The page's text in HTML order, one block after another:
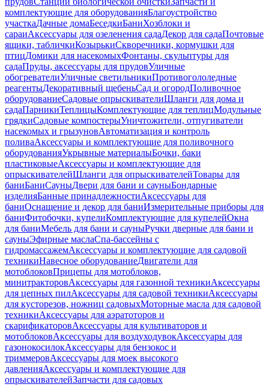
комплектующие для оборудованияБлагоустройство
участкаДачные домаБеседкиБаниХозблоки и
сараиАксессуары для озеленения садаДекор для садаПочтовые
ящики, табличкиКозырькиСкворечники, кормушки для
птицДомики для насекомыхФонтаны, скульптуры для
садаПруды, аксессуары для прудовУличные
обогревателиУличные светильникиПротивогололедные
реагентыДекоративный щебеньСад и огородПоливочное
оборудованиеСадовые опрыскивателиШланги для дома и
садаПарникиТеплицыКомплектующие для теплицМодульные
грядкиСадовые компостерыУничтожители, отпугиватели
насекомых и грызуновАвтоматизация и контроль
поливаАксессуары и комплектующие для поливочного
оборудованияУкрывные материалыБочки, баки
пластиковыеАксессуары и комплектующие для
опрыскивателейШланги для опрыскивателейТовары для
баниБаниСауныДвери для бани и сауныБондарные
изделияБанные принадлежностиАксессуары для
баниОснащение и декор для баниИзмерительные приборы для
баниФитобочки, купелиКомплектующие для купелейОкна
для баниМебель для бани и сауныРучки дверные для бани и
сауныЭфирные маслаСпа-бассейны с
гидромассажемАксессуары и комплектующие для садовой
техникиНавесное оборудованиеДвигатели для
мотоблоковПрицепы для мотоблоков,
минитракторовАксессуары для газонной техникиАксессуары
для цепных пилАксессуары для садовой техникиАксессуары
для кусторезов, ножниц садовыхМоторные масла для садовой
техникиАксессуары для аэратоторов и
скарификаторовАксессуары для культиваторов и
мотоблоковАксессуары для воздуходувокАксессуары для
газонокосилокАксессуары для бензокос и
триммеровАксессуары для моек высокого
давленияАксессуары и комплектующие для
опрыскивателейЗапчасти для садовых